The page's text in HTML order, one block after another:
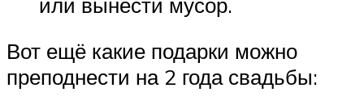
Вот ещё какие подарки можно
преподнести на 2 года свадьбы: